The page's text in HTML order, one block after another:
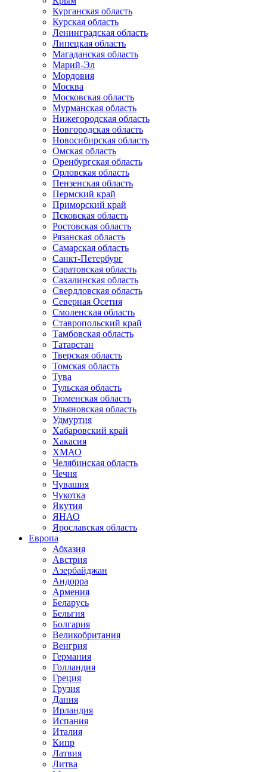
Курганская область
Курская область
Ленинградская область
Липецкая область
Магаданская область
Марий-Эл
Мордовия
Москва
Московская область
Мурманская область
Нижегородская область
Новгородская область
Новосибирская область
Омская область
Оренбургская область
Орловская область
Пензенская область
Пермский край
Приморский край
Псковская область
Ростовская область
Рязанская область
Самарская область
Санкт-Петербург
Саратовская область
Сахалинская область
Свердловская область
Северная Осетия
Смоленская область
Ставропольский край
Тамбовская область
Татарстан
Тверская область
Томская область
Тува
Тульская область
Тюменская область
Ульяновская область
Удмуртия
Хабаровский край
Хакасия
ХМАО
Челябинская область
Чечня
Чувашия
Чукотка
Якутия
ЯНАО
Ярославская область
Европа
Абхазия
Австрия
Азербайджан
Андорра
Армения
Беларусь
Бельгия
Болгария
Великобритания
Венгрия
Германия
Голландия
Греция
Грузия
Дания
Ирландия
Испания
Италия
Кипр
Латвия
Литва